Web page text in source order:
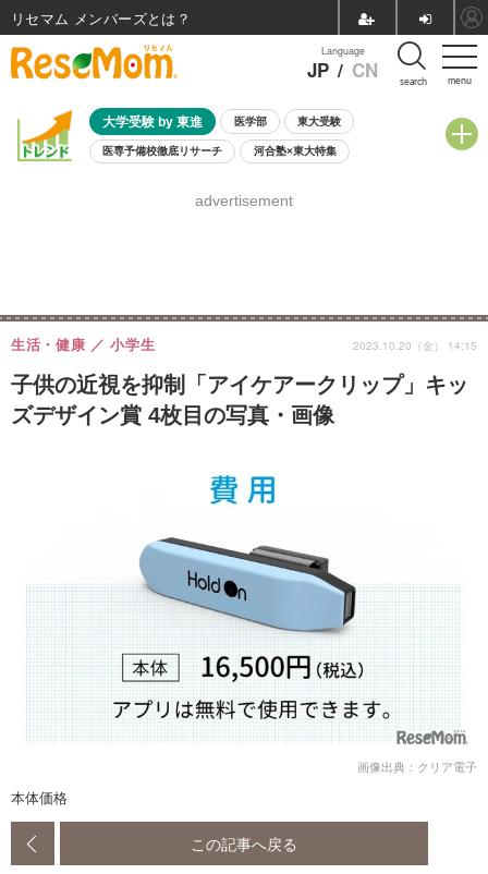
menu
Language
JP / CN search
大学受験 by 東進 医学部 東大受験
医専予備校徹底リサーチ 河合塾×東大特集
8月開催学校説明会・相談会
advertisement
子供の近視を抑制「アイケアークリップ」キッ
ズデザイン賞 4枚目の写真・画像
生活・健康 小学生 2023.10.20（金） 14:15
画像出典：クリア電子
本体価格
この記事へ戻る
リセマム メンバーズ